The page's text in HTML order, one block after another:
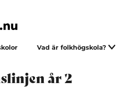
Vad är folkhögskola?
år 2